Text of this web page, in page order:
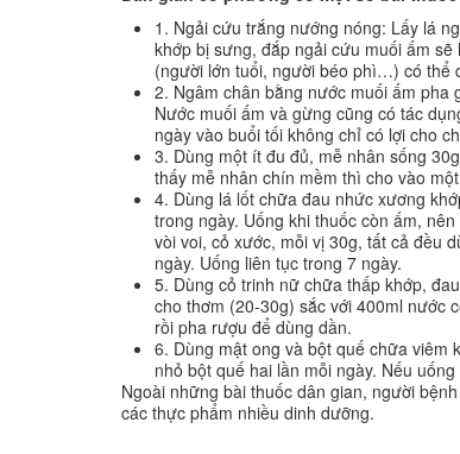
1. Ngải cứu trắng nướng nóng: Lấy lá
khớp bị sưng, đắp ngải cứu muối ấm
(người lớn tuổi, người béo phì…) có thể
2. Ngâm chân bằng nước muối ấm pha
Nước muối ấm và gừng cũng có tác
ngày vào buổi tối không chỉ có lợi cho
3. Dùng một ít đu đủ, mễ nhân sống
thấy mễ nhân chín mềm thì cho vào
4. Dùng lá lốt chữa đau nhức xương
trong ngày. Uống khi thuốc còn ấm,
vòi voi, cỏ xước, mỗi vị 30g, tất cả đều
ngày. Uống liên tục trong 7 ngày.
5. Dùng cỏ trinh nữ chữa thấp khớp,
cho thơm (20-30g) sắc với 400ml nước
rồi pha rượu để dùng dần.
6. Dùng mật ong và bột quế chữa viêm
nhỏ bột quế hai lần mỗi ngày. Nếu
Ngoài những bài thuốc dân gian, người
các thực phẩm nhiều dinh dưỡng.